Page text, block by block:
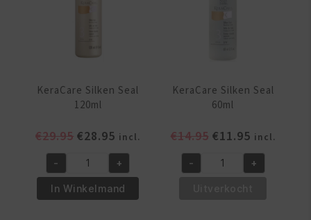
KeraCare Silken Seal
120ml
€29.95 Oorspronkelijke
was:
€29.95.
€28.95 Huidige
prijs
is:
€28.95.
incl.
KeraCare
Silken
Seal
- +
In Winkelmand
KeraCare Silken Seal
60ml
€14.95 Oorspronkelijke
was:
€11.95Huidige
prijs
is:
incl.
KeraCare
- +